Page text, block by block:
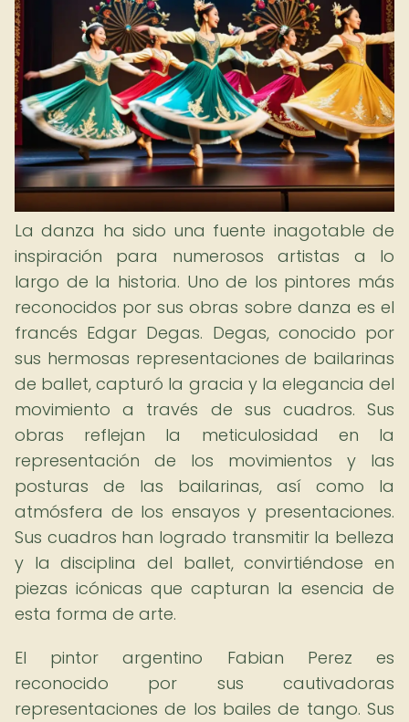
La danza ha sido una fuente inagotable de
inspiración para numerosos artistas a lo
largo de la historia. Uno de los pintores más
reconocidos por sus obras sobre danza es el
francés Edgar Degas. Degas, conocido por
sus hermosas representaciones de bailarinas
de ballet, capturó la gracia y la elegancia del
movimiento a través de sus cuadros. Sus
obras reflejan la meticulosidad en la
representación de los movimientos y las
posturas de las bailarinas, así como la
atmósfera de los ensayos y presentaciones.
Sus cuadros han logrado transmitir la belleza
y la disciplina del ballet, convirtiéndose en
piezas icónicas que capturan la esencia de
esta forma de arte.
El pintor argentino Fabian Perez es
reconocido por sus cautivadoras
representaciones de los bailes de tango. Sus